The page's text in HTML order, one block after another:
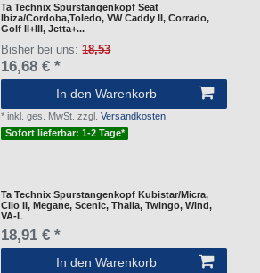
Ta Technix Spurstangenkopf Seat
Ibiza/Cordoba,Toledo, VW Caddy II, Corrado,
Golf II+III, Jetta+...
Bisher bei uns:18,53
16,68 € *
In den Warenkorb
*inkl. ges. MwSt. zzgl.Versandkosten
Sofort lieferbar: 1-2 Tage*
Ta Technix Spurstangenkopf Kubistar/Micra,
Clio II, Megane, Scenic, Thalia, Twingo, Wind,
VA-L
18,91 € *
In den Warenkorb